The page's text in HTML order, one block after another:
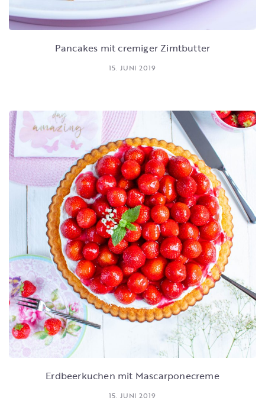
Pancakes mit cremiger Zimtbutter
15. JUNI 2019
Erdbeerkuchen mit Mascarponecreme
15. JUNI 2019